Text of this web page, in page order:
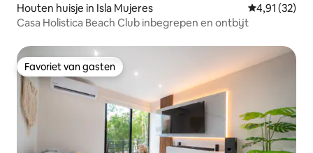
Houten huisje in Isla Mujeres Gemiddelde
4,91 (32)
Casa Holistica Beach Club inbegrepen en ontbijt
Favoriet van gasten
Favoriet van gasten